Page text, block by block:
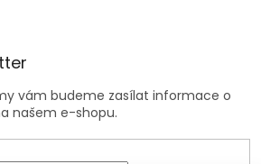
vám budeme zasílat informace o
našem e-shopu.